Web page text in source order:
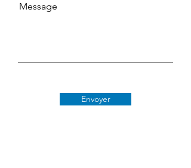
Message
Envoyer